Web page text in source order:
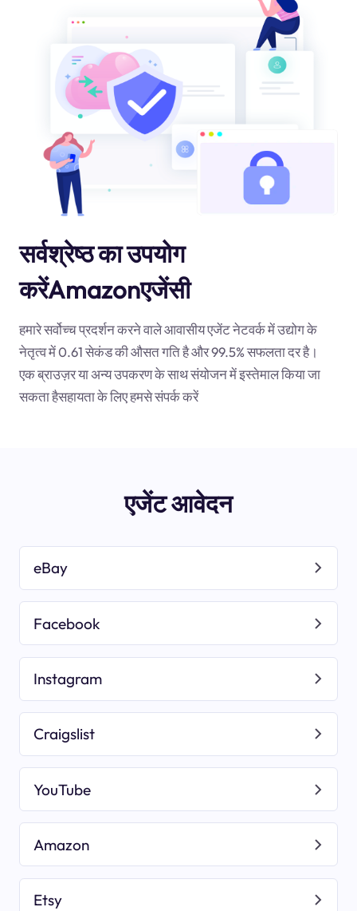
सर्वश्रेष्ठ का उपयोग
करेंAmazonएजेंसी
हमारे सर्वोच्च प्रदर्शन करने वाले आवासीय एजेंट नेटवर्क में उद्योग के
नेतृत्व में 0.61 सेकंड की औसत गति है और 99.5% सफलता दर है।
एक ब्राउज़र या अन्य उपकरण के साथ संयोजन में इस्तेमाल किया जा
सकता हैसहायता के लिए हमसे संपर्क करें
एजेंट आवेदन
eBay
Facebook
Instagram
Craigslist
YouTube
Amazon
Etsy